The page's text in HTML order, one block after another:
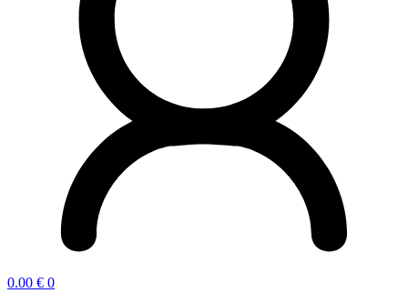
0.00 € 0